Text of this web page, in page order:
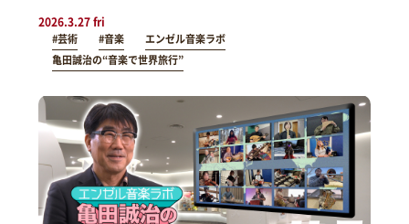
2026.3.27 fri
#芸術 #音楽
エンゼル音楽ラボ
亀田誠治の“音楽で世界旅行”